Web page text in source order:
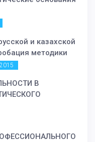
и казахской
методики
2015
В